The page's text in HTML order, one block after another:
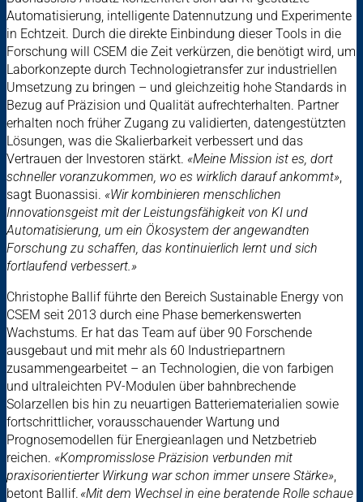
Automatisierung, intelligente Datennutzung und Experimente
in Echtzeit. Durch die direkte Einbindung dieser Tools in die
Forschung will CSEM die Zeit verkürzen, die benötigt wird, um
Laborkonzepte durch Technologietransfer zur industriellen
Umsetzung zu bringen – und gleichzeitig hohe Standards in
Bezug auf Präzision und Qualität aufrechterhalten. Partner
erhalten noch früher Zugang zu validierten, datengestützten
Lösungen, was die Skalierbarkeit verbessert und das
Vertrauen der Investoren stärkt. «Meine Mission ist es, dort
schneller voranzukommen, wo es wirklich darauf ankommt»
sagt Buonassisi. «Wir kombinieren menschlichen
Innovationsgeist mit der Leistungsfähigkeit von KI und
Automatisierung, um ein Ökosystem der angewandten
Forschung zu schaffen, das kontinuierlich lernt und sich
fortlaufend verbessert.»
Christophe Ballif führte den Bereich Sustainable Energy von
CSEM seit 2013 durch eine Phase bemerkenswerten
Wachstums. Er hat das Team auf über 90 Forschende
ausgebaut und mit mehr als 60 Industriepartnern
zusammengearbeitet – an Technologien, die von farbigen
und ultraleichten PV-Modulen über bahnbrechende
Solarzellen bis hin zu neuartigen Batteriematerialien sowie
fortschrittlicher, vorausschauender Wartung und
Prognosemodellen für Energieanlagen und Netzbetrieb
reichen. «Kompromisslose Präzision verbunden mit
praxisorientierter Wirkung war schon immer unsere Stärke»
betont Ballif. «Mit dem Wechsel in eine beratende Rolle schaue